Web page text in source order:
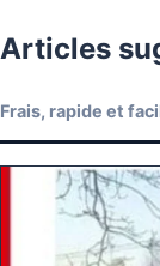
Articles
Frais, rapide et